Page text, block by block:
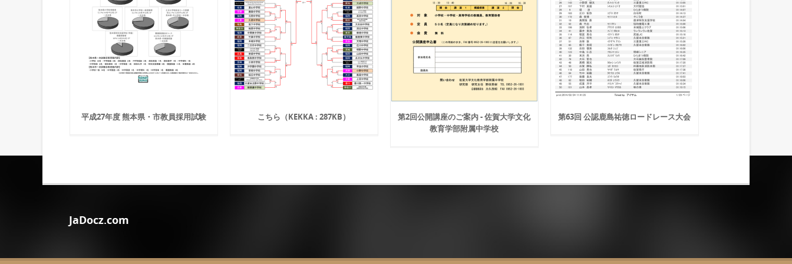
平成27年度 熊本県・市教員採用試験 こちら（KEKKA : 287KB）
第2回公開講座のご案内 - 佐賀大学文化
教育学部附属中学校
第63回 公認鹿島祐徳ロードレース大会
JaDocz.com